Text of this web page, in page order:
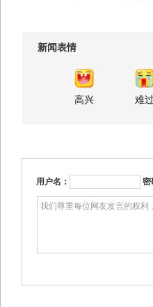
新闻表情
高兴 难过
用户名： 密